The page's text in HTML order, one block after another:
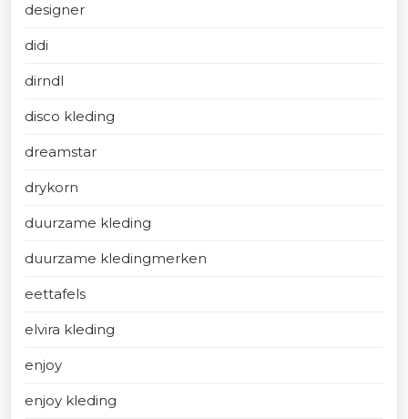
designer
didi
dirndl
disco kleding
dreamstar
drykorn
duurzame kleding
duurzame kledingmerken
eettafels
elvira kleding
enjoy
enjoy kleding